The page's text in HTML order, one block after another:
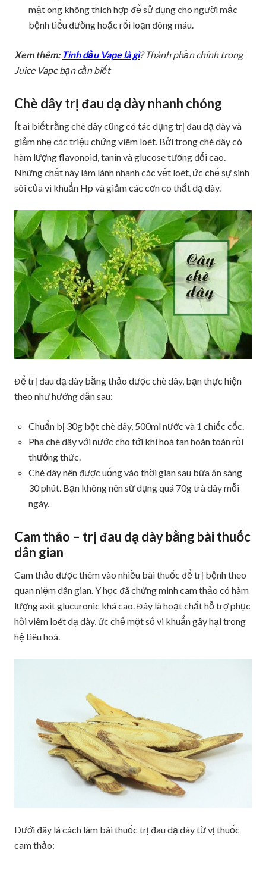
mật ong không thích hợp để sử dụng cho người mắc
bệnh tiểu đường hoặc rối loạn đông máu.
Xem thêm: Tinh dầu Vape là gì? Thành phần chính trong
Juice Vape bạn cần biết
Chè dây trị đau dạ dày nhanh chóng
Ít ai biết rằng chè dây cũng có tác dụng trị đau dạ dày và
giảm nhẹ các triệu chứng viêm loét. Bởi trong chè dây có
hàm lượng flavonoid, tanin và glucose tương đối cao.
Những chất này làm lành nhanh các vết loét, ức chế sự sinh
sôi của vi khuẩn Hp và giảm các cơn co thắt dạ dày.
Để trị đau dạ dày bằng thảo dược chè dây, bạn thực hiện
theo như hướng dẫn sau:
Chuẩn bị 30g bột chè dây, 500ml nước và 1 chiếc cốc.
Pha chè dây với nước cho tới khi hoà tan hoàn toàn rồi
thưởng thức.
Chè dây nên được uống vào thời gian sau bữa ăn sáng
30 phút. Bạn không nên sử dụng quá 70g trà dây mỗi
ngày.
Cam thảo – trị đau dạ dày bằng bài thuốc
dân gian
Cam thảo được thêm vào nhiều bài thuốc để trị bệnh theo
quan niệm dân gian. Y học đã chứng minh cam thảo có hàm
lượng axit glucuronic khá cao. Đây là hoạt chất hỗ trợ phục
hồi viêm loét dạ dày, ức chế một số vi khuẩn gây hại trong
hệ tiêu hoá.
Dưới đây là cách làm bài thuốc trị đau dạ dày từ vị thuốc
cam thảo: